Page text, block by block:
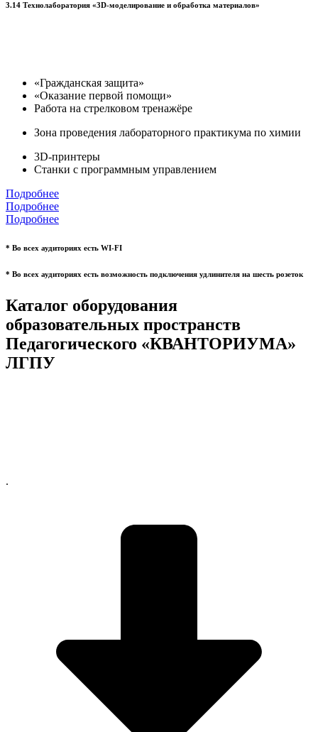
3.14 Технолаборатория «3D-моделирование и обработка материалов»
«Гражданская защита»
«Оказание первой помощи»
Работа на стрелковом тренажёре
Зона проведения лабораторного практикума по химии
3D-принтеры
Станки с программным управлением
Подробнее
Подробнее
Подробнее
* Во всех аудиториях есть WI-FI
* Во всех аудиториях есть возможность подключения удлинителя на шесть розеток
Каталог оборудования
образовательных пространств
Педагогического «КВАНТОРИУМА»
ЛГПУ
.